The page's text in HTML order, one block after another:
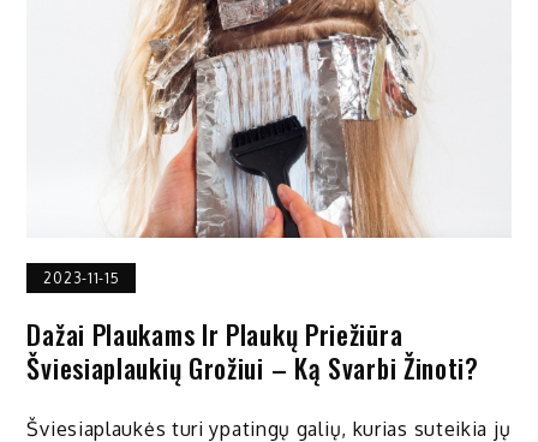
2023-11-15
Dažai Plaukams Ir Plaukų Priežiūra
Šviesiaplaukių Grožiui – Ką Svarbi Žinoti?
Šviesiaplaukės turi ypatingų galių, kurias suteikia jų